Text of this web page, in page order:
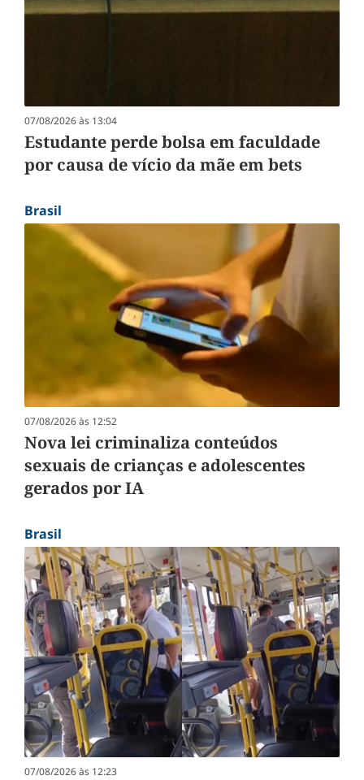
07/08/2026 às 13:04
Estudante perde bolsa em faculdade
por causa de vício da mãe em bets
Brasil
07/08/2026 às 12:52
Nova lei criminaliza conteúdos
sexuais de crianças e adolescentes
gerados por IA
Brasil
07/08/2026 às 12:23